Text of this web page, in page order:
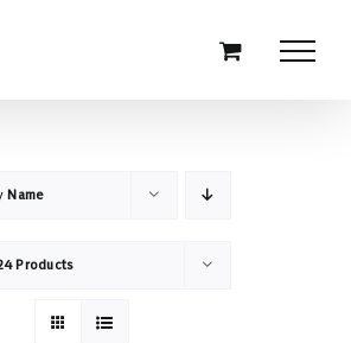
Name
Products